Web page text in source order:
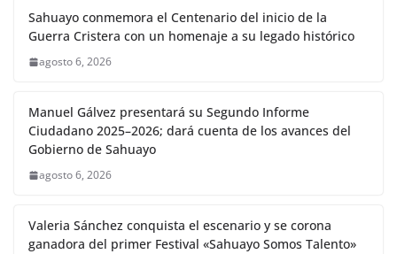
Sahuayo conmemora el Centenario del inicio de la
Guerra Cristera con un homenaje a su legado histórico
agosto 6, 2026
Manuel Gálvez presentará su Segundo Informe
Ciudadano 2025–2026; dará cuenta de los avances del
Gobierno de Sahuayo
agosto 6, 2026
Valeria Sánchez conquista el escenario y se corona
ganadora del primer Festival «Sahuayo Somos Talento»